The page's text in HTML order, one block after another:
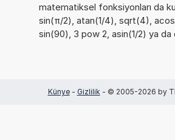
matematiksel fonksiyonları da
sin(π/2), atan(1/4), sqrt(4),
sin(90), 3 pow 2, asin(1/2) ya
Künye- Gizlilik - © 2005-2026 by